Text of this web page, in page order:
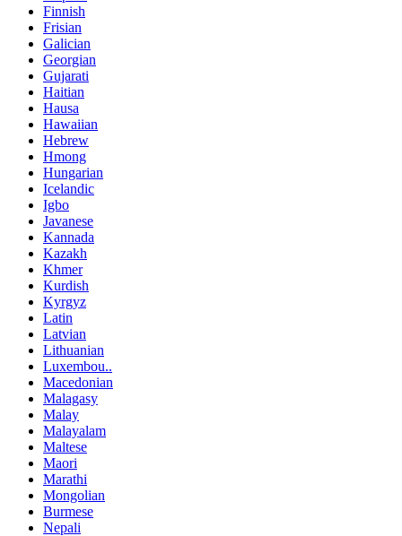
Finnish
Frisian
Galician
Georgian
Gujarati
Haitian
Hausa
Hawaiian
Hebrew
Hmong
Hungarian
Icelandic
Igbo
Javanese
Kannada
Kazakh
Khmer
Kurdish
Kyrgyz
Latin
Latvian
Lithuanian
Luxembou..
Macedonian
Malagasy
Malay
Malayalam
Maltese
Maori
Marathi
Mongolian
Burmese
Nepali